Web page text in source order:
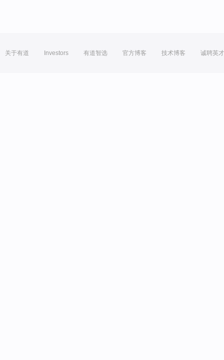
关于有道 Investors 有道智选 官方博客 技术博客 诚聘英才